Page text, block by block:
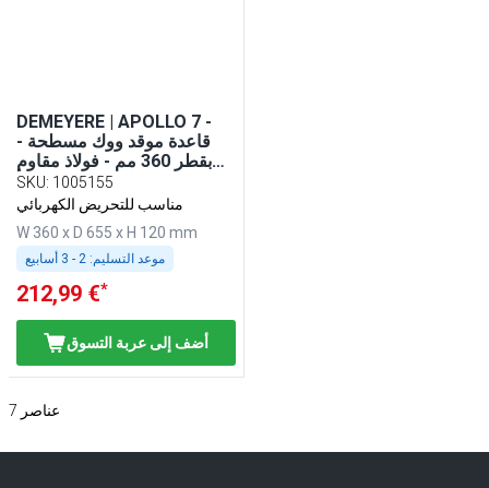
DEMEYERE | APOLLO 7 -
قاعدة موقد ووك مسطحة -
بقطر 360 مم - فولاذ مقاوم
للصدأ
SKU: 1005155
مناسب للتحريض الكهربائي
W 360 x D 655 x H 120 mm
موعد التسليم:
212,99 €*
أضف إلى عربة التسوق
7 عناصر